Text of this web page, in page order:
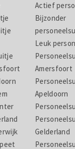
Actief
Bijzonder
Leuk
Amersfoort
Apeldoorn
Gelderland